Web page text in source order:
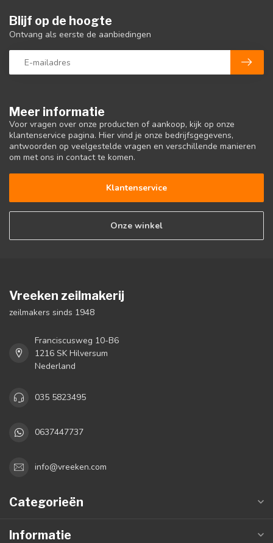
Meer informatie
Voor vragen over onze producten of aankoop, kijk op onze
klantenservice pagina. Hier vind je onze bedrijfsgegevens,
antwoorden op veelgestelde vragen en verschillende manieren
om met ons in contact te komen.
Klantenservice
Onze winkel
Blijf op de hoogte
Ontvang als eerste de aanbiedingen
Vreeken zeilmakerij
zeilmakers sinds 1948
Franciscusweg 10-B6
1216 SK Hilversum
Nederland
035 5823495
0637447737
info@vreeken.com
Categorieën
Informatie